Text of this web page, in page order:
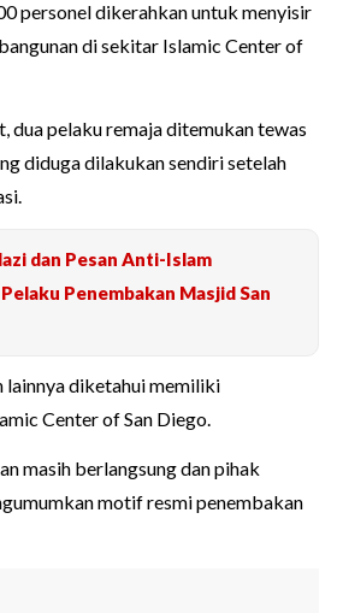
personel dikerahkan untuk menyisir
di sekitar Islamic Center of
dua pelaku remaja ditemukan tewas
diduga dilakukan sendiri setelah
dan Pesan Anti-Islam
Penembakan Masjid San
lainnya diketahui memiliki
Center of San Diego.
masih berlangsung dan pihak
motif resmi penembakan